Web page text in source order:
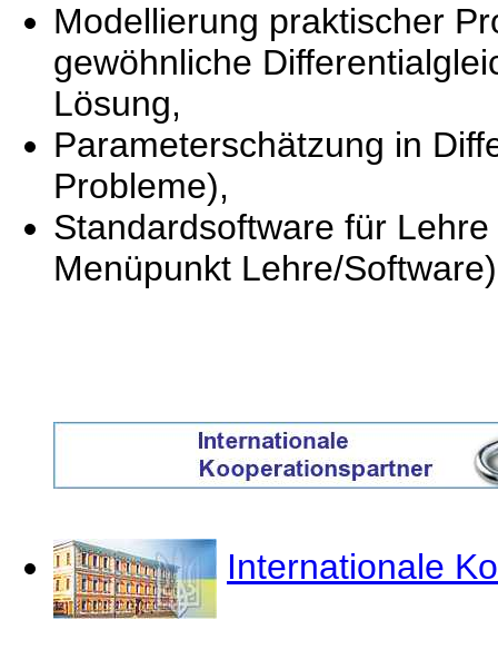
Modellierung praktischer
gewöhnliche
Lösung,
Parameterschätzung in
Probleme),
Standardsoftware für
Menüpunkt Lehre/
Internationale